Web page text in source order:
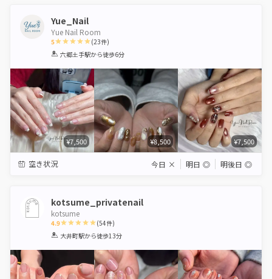
Yue_Nail
Yue Nail Room
5
1 2 3 4 5
(23件)
六郷土手駅から徒歩6分
¥7,500 ¥8,500 ¥7,500
空き状況 今日 × 明日 ◎ 明後日 ◎
kotsume_privatenail
kotsume
4.9
1 2 3 4 5
(54件)
大井町駅から徒歩13分